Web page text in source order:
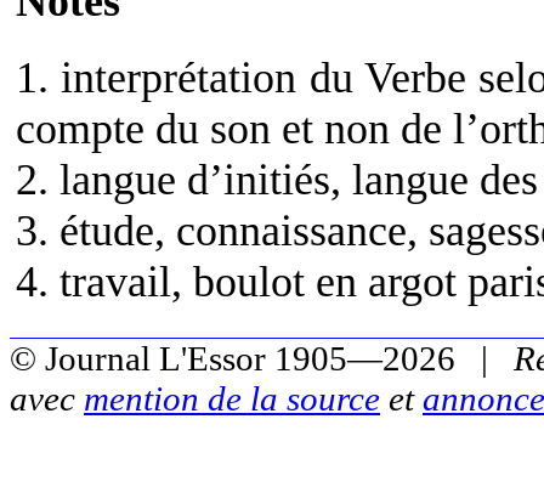
1. interprétation du Verbe
compte du son et non de
2. langue d’initiés, langue
3. étude, connaissance,
4. travail, boulot en argot
© Journal L'Essor 1905—2026 |
avec mention de la source et